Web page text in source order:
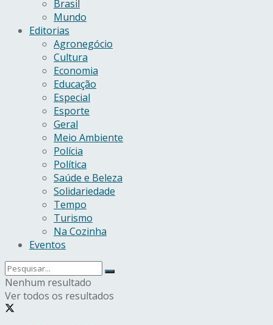
Brasil
Mundo
Editorias
Agronegócio
Cultura
Economia
Educação
Especial
Esporte
Geral
Meio Ambiente
Polícia
Política
Saúde e Beleza
Solidariedade
Tempo
Turismo
Na Cozinha
Eventos
Nenhum resultado
Ver todos os resultados